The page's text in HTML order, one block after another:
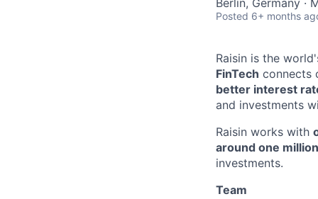
Berlin, Germany ·
Posted 6+ months
Raisin is the
FinTech connects
better interest
and investments
Raisin works with
around one
investments.
Team